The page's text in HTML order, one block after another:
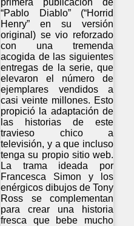
“Pablo Diablo” (“Horrid
Henry” en su versión
original) se vio reforzado
con una tremenda
acogida de las siguientes
entregas de la serie, que
elevaron el número de
ejemplares vendidos a
casi veinte millones. Esto
propició la adaptación de
las historias de este
travieso chico a
televisión, y a que incluso
tenga su propio sitio web.
La trama ideada por
Francesca Simon y los
enérgicos dibujos de Tony
Ross se complementan
para crear una historia
fresca que bebe mucho